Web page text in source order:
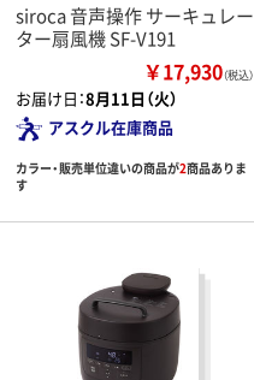
siroca 音声操作 サーキュレー
ター扇風機 SF-V191
￥17,930（税込）
お届け日：8月11日（火）
アスクル在庫商品
カラー・販売単位違いの商品が2商品ありま
す